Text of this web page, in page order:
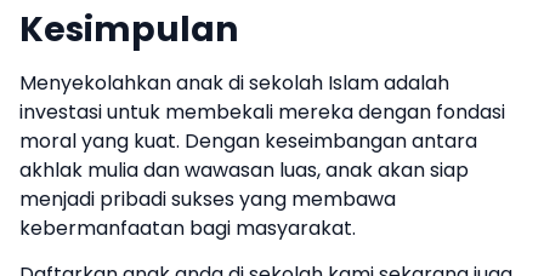
​Kesimpulan
Menyekolahkan anak di sekolah Islam adalah
investasi untuk membekali mereka dengan fondasi
moral yang kuat. Dengan keseimbangan antara
akhlak mulia dan wawasan luas, anak akan siap
menjadi pribadi sukses yang membawa
kebermanfaatan bagi masyarakat.